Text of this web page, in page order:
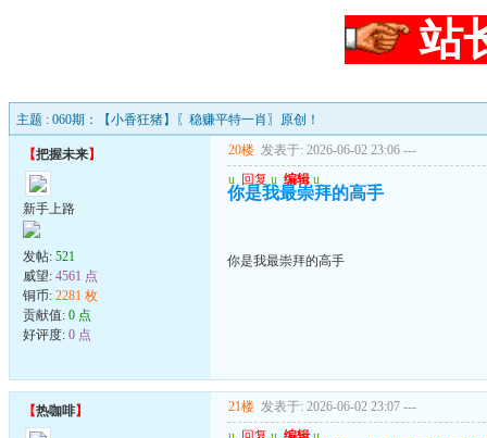
站
主题 : 060期：【小香狂猪】〖稳赚平特一肖〗原创！
【把握未来】
新手上路
发帖: 521
威望: 4561 点
铜币: 2281 枚
贡献值: 0 点
好评度: 0 点
20楼 发表于: 2026-06-02 23:06 ---
u 回复 u 编辑 u
你是我最崇拜的高手
你是我最崇拜的高手
【热咖啡】 21楼 发表于: 2026-06-02 23:07 ---